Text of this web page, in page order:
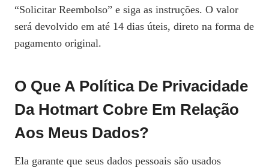
“Solicitar Reembolso” e siga as instruções. O valor
será devolvido em até 14 dias úteis, direto na forma de
pagamento original.
O Que A Política De Privacidade
Da Hotmart Cobre Em Relação
Aos Meus Dados?
Ela garante que seus dados pessoais são usados